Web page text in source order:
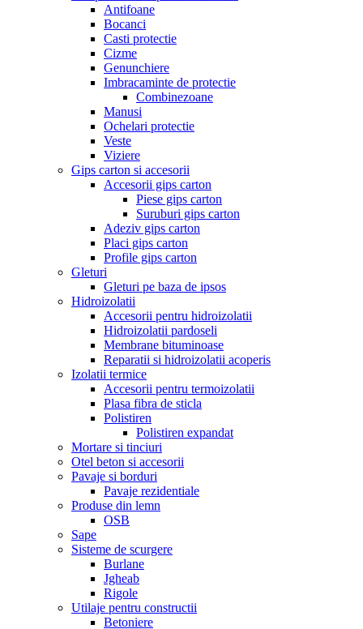
Antifoane
Bocanci
Casti protectie
Cizme
Genunchiere
Imbracaminte de protectie
Combinezoane
Manusi
Ochelari protectie
Veste
Viziere
Gips carton si accesorii
Accesorii gips carton
Piese gips carton
Suruburi gips carton
Adeziv gips carton
Placi gips carton
Profile gips carton
Gleturi
Gleturi pe baza de ipsos
Hidroizolatii
Accesorii pentru hidroizolatii
Hidroizolatii pardoseli
Membrane bituminoase
Reparatii si hidroizolatii acoperis
Izolatii termice
Accesorii pentru termoizolatii
Plasa fibra de sticla
Polistiren
Polistiren expandat
Mortare si tinciuri
Otel beton si accesorii
Pavaje si borduri
Pavaje rezidentiale
Produse din lemn
OSB
Sape
Sisteme de scurgere
Burlane
Jgheab
Rigole
Utilaje pentru constructii
Betoniere